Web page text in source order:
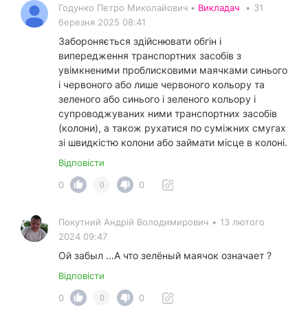
Годунко Петро Миколайович • Викладач • 31
березня 2025 08:41
Забороняється здійснювати обгін і
випередження транспортних засобів з
увімкненими проблисковими маячками синього
і червоного або лише червоного кольору та
зеленого або синього і зеленого кольору і
супроводжуваних ними транспортних засобів
(колони), а також рухатися по суміжних смугах
зі швидкістю колони або займати місце в колоні.
Відповісти
0
0 0
Покутний Андрiй Володимирович • 13 лютого
2024 09:47
Ой забыл ...А что зелёный маячок означает ?
Відповісти
0
0 0